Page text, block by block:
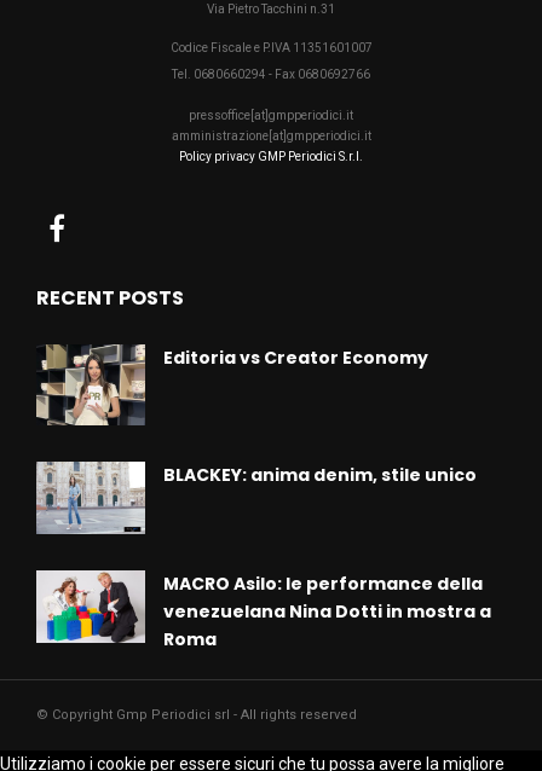
Via Pietro Tacchini n.31
Codice Fiscale e P.IVA 11351601007
Tel. 0680660294 - Fax 0680692766
pressoffice[at]gmpperiodici.it
amministrazione[at]gmpperiodici.it
Policy privacy GMP Periodici S.r.l.
RECENT POSTS
Editoria vs Creator Economy
BLACKEY: anima denim, stile unico
MACRO Asilo: le performance della
venezuelana Nina Dotti in mostra a
Roma
© Copyright Gmp Periodici srl - All rights reserved
Utilizziamo i cookie per essere sicuri che tu possa avere la migliore